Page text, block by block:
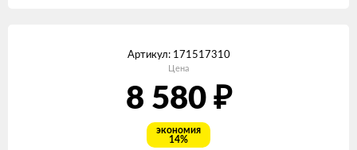
Артикул: 171517310
Цена
8 580 ₽
экономия
14%